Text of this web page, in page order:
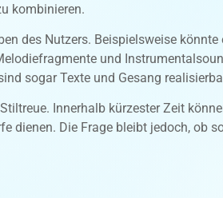
kombinieren.
des Nutzers. Beispielsweise könnte
und
sogar Texte und Gesang
Innerhalb kürzester Zeit
Die Frage bleibt jedoch, ob